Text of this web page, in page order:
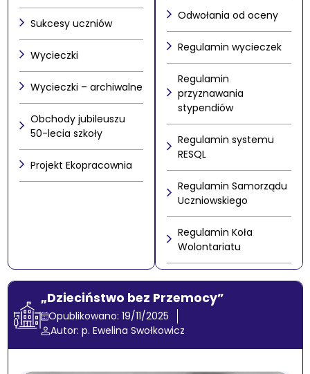
„Dzieciństwo bez Przemocy”
Opublikowano: 19/11/2025
Autor: p. Ewelina Swołkowicz
Sukcesy uczniów
Wycieczki
Wycieczki – archiwalne
Obchody jubileuszu
50-lecia szkoły
Projekt Ekopracownia
Odwołania od oceny
Regulamin wycieczek
Regulamin
przyznawania
stypendiów
Regulamin systemu
RESQL
Regulamin Samorządu
Uczniowskiego
Regulamin Koła
Wolontariatu